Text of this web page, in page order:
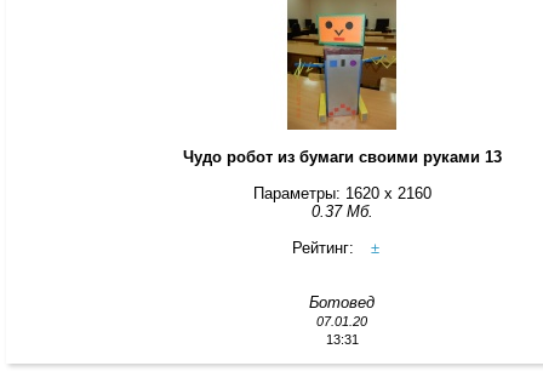
Чудо робот из бумаги своими руками 13
Параметры: 1620 x 2160
0.37 Мб.
Рейтинг:
±
Ботовед
07.01.20
13:31